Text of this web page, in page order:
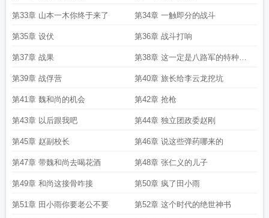
第33章 山本一木你终于来了 第34章 一触即分的战斗
第35章 设伏 第36章 战斗打响
第37章 战果 第38章 这一定是八路军的特种部
队
第39章 战俘营 第40章 旅长给李云龙挖坑
第41章 魏和尚的机会 第42章 抢枪
第43章 以后跟我吧 第44章 独立团政委赵刚
第45章 赵副校长 第46章 说这些弹药哪来的
第47章 带魏和尚去喝花酒 第48章 张仁义的儿子
第49章 和尚这接骨咋接 第50章 疯了田小雨
第51章 田小雨你要老公不要 第52章 这个时代的绝世神书